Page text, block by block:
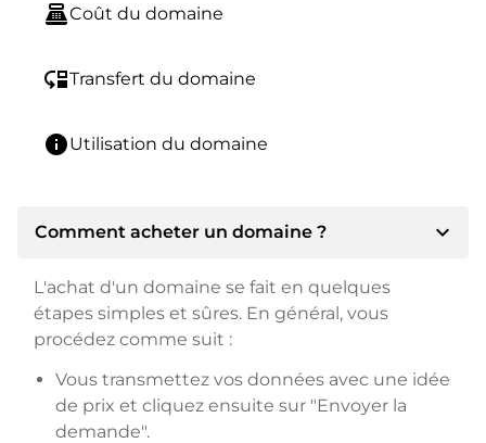
point_of_saleCoût du domaine
move_downTransfert du domaine
infoUtilisation du domaine
Comment acheter un domaine ? expand_more
L'achat d'un domaine se fait en quelques
étapes simples et sûres. En général, vous
procédez comme suit :
Vous transmettez vos données avec une idée
de prix et cliquez ensuite sur "Envoyer la
demande".